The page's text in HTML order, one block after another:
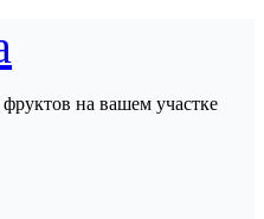
на вашем участке